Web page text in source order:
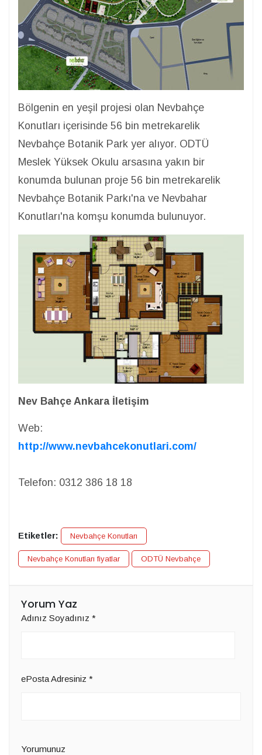
Bölgenin en yeşil projesi olan Nevbahçe
Konutları içerisinde 56 bin metrekarelik
Nevbahçe Botanik Park yer alıyor. ODTÜ
Meslek Yüksek Okulu arsasına yakın bir
konumda bulunan proje 56 bin metrekarelik
Nevbahçe Botanik Parkı'na ve Nevbahar
Konutları'na komşu konumda bulunuyor.
Nev Bahçe Ankara İletişim
Web:
http://www.nevbahcekonutlari.com/
Telefon: 0312 386 18 18
Etiketler: Nevbahçe Konutları
Nevbahçe Konutları fiyatlar ODTÜ Nevbahçe
Yorum Yaz
Adınız Soyadınız *
ePosta Adresiniz *
Yorumunuz